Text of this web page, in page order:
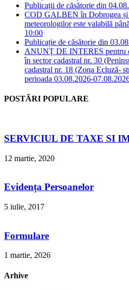
Publicații de căsătorie din
COD GALBEN în Dobrogea și
meteorologilor este valabilă
10:00
Publicație de căsătorie din
ANUNȚ DE INTERES pentru
în sector cadastral nr. 30
cadastral nr. 18 (Zona Ecluză-
perioada 03.08.2026-
POSTĂRI POPULARE
SERVICIUL DE TAXE SI
12 martie, 2020
Evidența Persoanelor
5 iulie, 2017
Formulare
1 martie, 2026
Arhive